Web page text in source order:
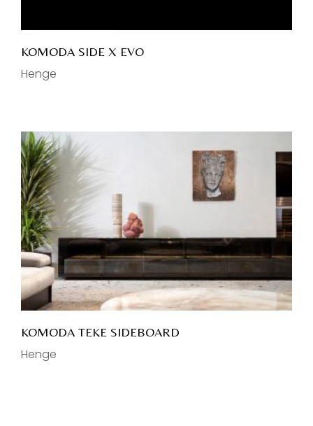
KOMODA SIDE X EVO
Henge
KOMODA TEKE SIDEBOARD
Henge